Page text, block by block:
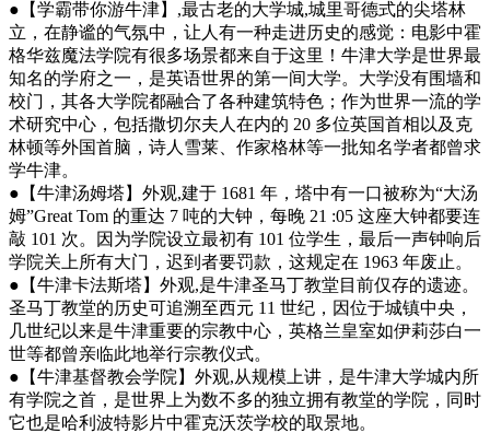
●【学霸带你游牛津】,最古老的大学城,城里哥德式的尖塔林
立，在静谧的气氛中，让人有一种走进历史的感觉：电影中霍
格华兹魔法学院有很多场景都来自于这里！牛津大学是世界最
知名的学府之一，是英语世界的第一间大学。大学没有围墙和
校门，其各大学院都融合了各种建筑特色；作为世界一流的学
术研究中心，包括撒切尔夫人在内的 20 多位英国首相以及克
林顿等外国首脑，诗人雪莱、作家格林等一批知名学者都曾求
学牛津。
●【牛津汤姆塔】外观,建于 1681 年，塔中有一口被称为“大汤
姆”Great Tom 的重达 7 吨的大钟，每晚 21 :05 这座大钟都要连
敲 101 次。因为学院设立最初有 101 位学生，最后一声钟响后
学院关上所有大门，迟到者要罚款，这规定在 1963 年废止。
●【牛津卡法斯塔】外观,是牛津圣马丁教堂目前仅存的遗迹。
圣马丁教堂的历史可追溯至西元 11 世纪，因位于城镇中央，
几世纪以来是牛津重要的宗教中心，英格兰皇室如伊莉莎白一
世等都曾亲临此地举行宗教仪式。
●【牛津基督教会学院】外观,从规模上讲，是牛津大学城内所
有学院之首，是世界上为数不多的独立拥有教堂的学院，同时
它也是哈利波特影片中霍克沃茨学校的取景地。